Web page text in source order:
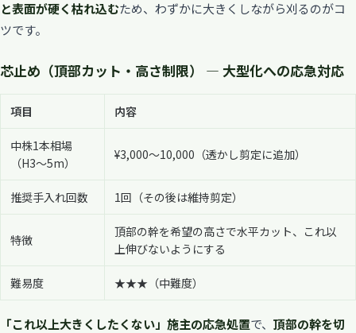
と表面が硬く枯れ込むため、わずかに大きくしながら刈るのがコ
ツです。
芯止め（頂部カット・高さ制限） — 大型化への応急対応
項目 内容
中株1本相場
（H3〜5m）
¥3,000〜10,000（透かし剪定に追加）
推奨手入れ回数 1回（その後は維持剪定）
特徴
頂部の幹を希望の高さで水平カット、これ以
上伸びないようにする
難易度 ★★★（中難度）
「これ以上大きくしたくない」施主の応急処置で、 頂部の幹を切